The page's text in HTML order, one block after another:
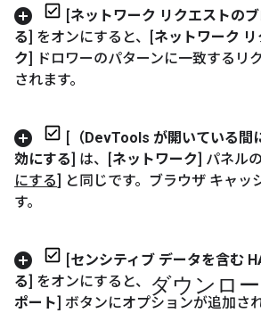
[ネットワーク リクエストの
る] をオンにすると、[ネットワーク
ク] ドロワーのパターンに一致するリ
されます。
[ （DevTools が開いている間
効にする] は、[ネットワーク] パネル
にする] と同じです。ブラウザ キャッ
す。
[センシティブ データを含む
る] をオンにすると、 ダウンロ
ポート
] ボタンにオプションが追加さ